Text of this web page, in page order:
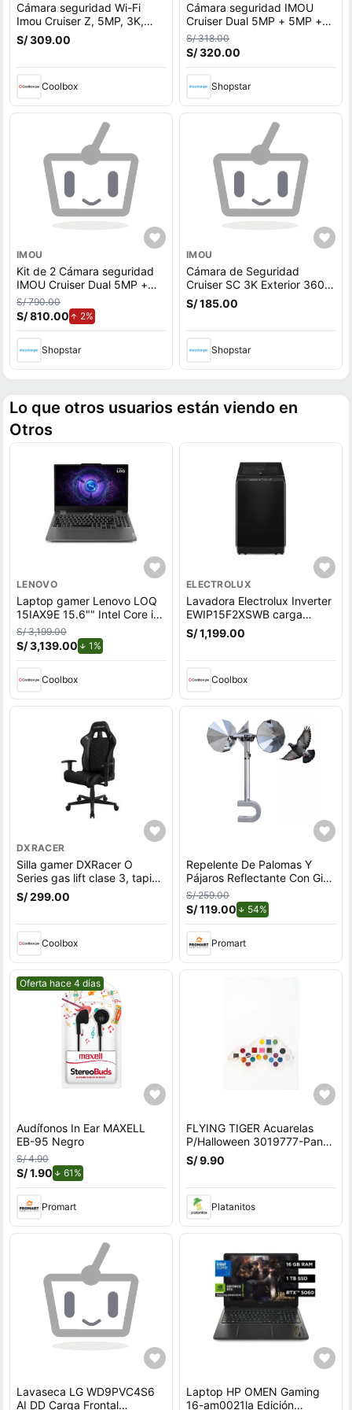
Cámara seguridad Wi-Fi
Imou Cruiser Z, 5MP, 3K,
doble lente, exterior, blanco
+ Micro SD 64GB
S/ 309.00
Coolbox
Cámara seguridad IMOU
Cruiser Dual 5MP + 5MP +
Micro SD 64GB 360°
Externa Full color
S/ 318.00
S/ 320.00
Shopstar
IMOU
Kit de 2 Cámara seguridad
IMOU Cruiser Dual 5MP +
5MP + Micro SD 128GB
360° Externa Full color
S/ 790.00
S/ 810.00 2%
Shopstar
IMOU
Cámara de Seguridad
Cruiser SC 3K Exterior 360°
con Detección de
Movimiento IP66
S/ 185.00
Shopstar
Lo que otros usuarios están viendo en
Otros
LENOVO
Laptop gamer Lenovo LOQ
15IAX9E 15.6"" Intel Core i5,
512GB SSD, 8GB RAM,
Windows 11 Home, gris
S/ 3,199.00
S/ 3,139.00 1%
Coolbox
ELECTROLUX
Lavadora Electrolux Inverter
EWIP15F2XSWB carga
superior, capacidad 15 kg,
negro
S/ 1,199.00
Coolbox
DXRACER
Silla gamer DXRacer O
Series gas lift clase 3, tapiz
cuero pu, máx. 100 kg,
inclinación 90 - 135°, negro
S/ 299.00
Coolbox
Repelente De Palomas Y
Pájaros Reflectante Con Giro
Por Viento Para Exteriores
Con Soporte en U
S/ 259.00
S/ 119.00 54%de descuento.
Promart
Mejor precio.
Oferta hace 4 días
Audífonos In Ear MAXELL
EB-95 Negro
S/ 4.90
S/ 1.90 61%
Promart
FLYING TIGER Acuarelas
P/Halloween 3019777-Pant-
A
S/ 9.90
Platanitos
Lavaseca LG WD9PVC4S6
AI DD Carga Frontal
Laptop HP OMEN Gaming
16-am0021la Edición